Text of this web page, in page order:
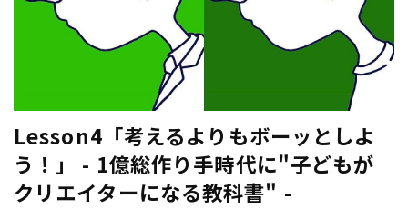
Lesson4「考えるよりもボーッとしよ
う！」 - 1億総作り手時代に"子どもが
クリエイターになる教科書" -